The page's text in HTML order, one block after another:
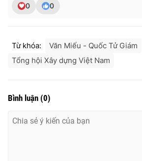
0 0
Từ khóa:
Văn Miếu - Quốc Tử Giám
Tổng hội Xây dựng Việt Nam
Bình luận (0)